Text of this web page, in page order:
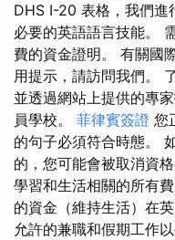
DHS I-20 表格，我們進
必要的英語語言技能。
費的資金證明。 有關國
用提示，請訪問我們。
並透過網站上提供的專
員學校。 菲律賓簽證 您
的句子必須符合時態。
的，您可能會被取消資
學習和生活相關的所有
的資金（維持生活）在
允許的兼職和假期工作